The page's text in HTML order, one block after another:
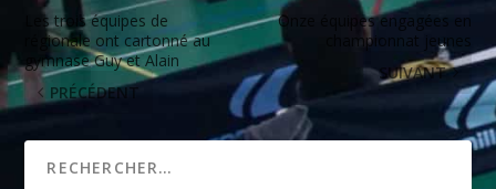
Les trois équipes de
régionale ont cartonné au
gymnase Guy et Alain
PRÉCÉDENT
Onze équipes engagées en
championnat jeunes
SUIVANT